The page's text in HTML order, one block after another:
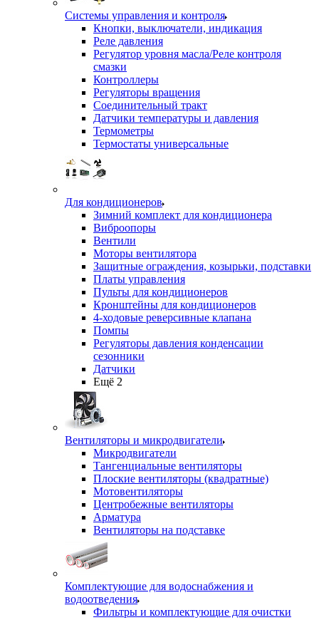
Системы управления и контроля
Кнопки, выключатели, индикация
Реле давления
Регулятор уровня масла/Реле контроля
смазки
Контроллеры
Регуляторы вращения
Соединительный тракт
Датчики температуры и давления
Термометры
Термостаты универсальные
Для кондиционеров
Зимний комплект для кондиционера
Виброопоры
Вентили
Моторы вентилятора
Защитные ограждения, козырьки, подставки
Платы управления
Пульты для кондиционеров
Кронштейны для кондиционеров
4-ходовые реверсивные клапана
Помпы
Регуляторы давления конденсации
сезонники
Датчики
Ещё 2
Вентиляторы и микродвигатели
Микродвигатели
Тангенциальные вентиляторы
Плоские вентиляторы (квадратные)
Мотовентиляторы
Центробежные вентиляторы
Арматура
Вентиляторы на подставке
Комплектующие для водоснабжения и
водоотведения
Фильтры и комплектующие для очистки